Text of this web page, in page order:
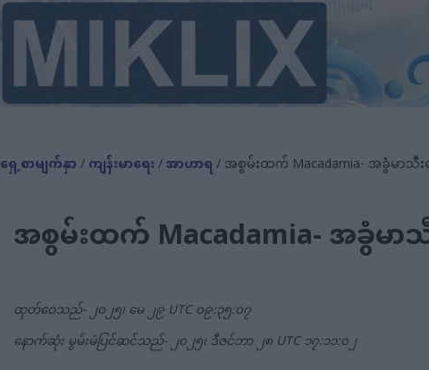
ရှေ့စာမျက်နှာ/ကျန်းမာရေး/အာဟာရ/ အစွမ်းထက် Macadamia- အခွံမာသီးသ
အစွမ်းထက် Macadamia- အခွံမာသီ
ထုတ်ဝေသည်- ၂၀၂၅၊ မေ ၂၉ UTC ၀၉:၃၅:၀၇
နောက်ဆုံး မွမ်းမံပြင်ဆင်သည်- ၂၀၂၅၊ ဒီဇင်ဘာ ၂၈ UTC ၁၇:၁၁:၀၂